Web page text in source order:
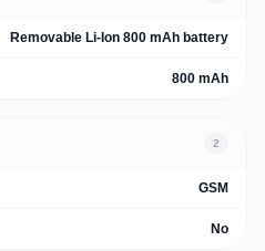
Removable Li-Ion 800 mAh battery
800 mAh
2
GSM
No